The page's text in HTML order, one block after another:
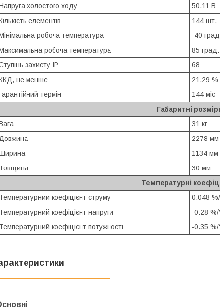
холостого ходу
50.11 В
елементів
144 шт.
робоча температура
-40
робоча температура
85 град.
захисту IP
68
не менше
21.29 %
термін
144 міс
Габаритні
31 кг
Довжина
2278 мм
1134 мм
Товщина
30 мм
Температурні
Температурний коефіцієнт струму
0.048
Температурний коефіцієнт напруги
-0.28 %/
Температурний коефіцієнт потужності
-0.35 %/